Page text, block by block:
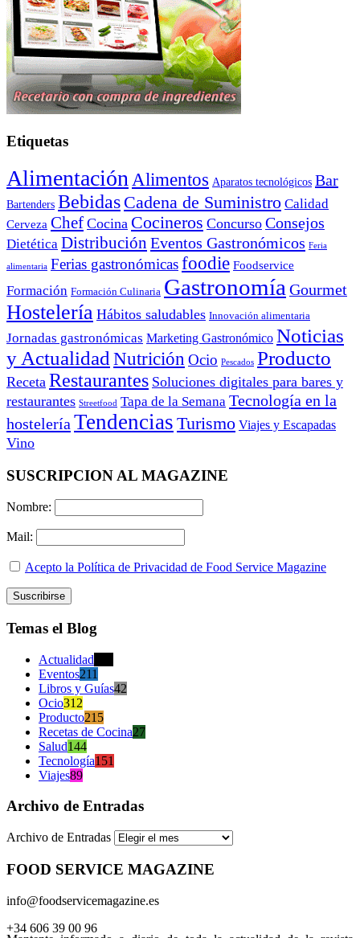
Etiquetas
Alimentación Alimentos Aparatos tecnológicos Bar
Bartenders Bebidas Cadena de Suministro Calidad
Cerveza Chef Cocina Cocineros Concurso Consejos
Dietética Distribución Eventos Gastronómicos Feria
alimentaria Ferias gastronómicasfoodie Foodservice
Formación Formación Culinaria Gastronomía Gourmet
Hostelería Hábitos saludables Innovación alimentaria
Jornadas gastronómicas Marketing Gastronómico Noticias
y Actualidad Nutrición Ocio Pescados Producto
Receta Restaurantes Soluciones digitales para bares y
restaurantes Streetfood Tapa de la Semana Tecnología en la
hostelería Tendencias Turismo Viajes y Escapadas
Vino
SUSCRIPCION AL MAGAZINE
Nombre:
Mail:
Acepto la Política de Privacidad de Food Service Magazine
Temas el Blog
Actualidad
Eventos211
Libros y Guías42
Ocio312
Producto215
Recetas de Cocina27
Salud144
Tecnología151
Viajes89
Archivo de Entradas
Archivo de Entradas
FOOD SERVICE MAGAZINE
info@foodservicemagazine.es
+34 606 39 00 96